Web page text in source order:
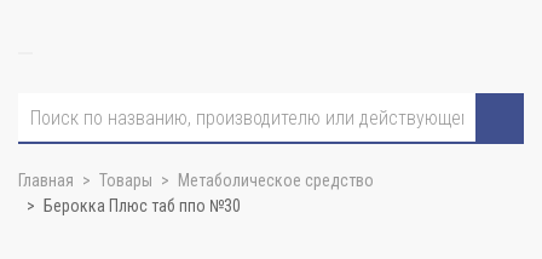
Главная Товары
Метаболическое средство
Берокка Плюс таб ппо №30